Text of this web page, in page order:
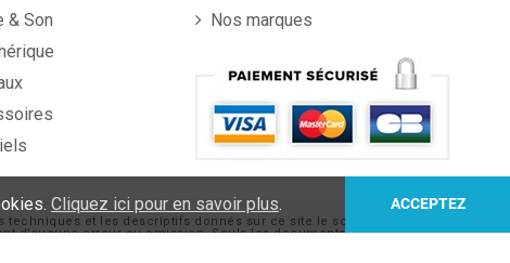
& Son
Nos marques
et les descriptifs donnés sur ce site le sont sous
d'aucune erreur ou omission. Seuls les documents de nature
Cliquez ici pour en savoir plus. ACCEPTEZ